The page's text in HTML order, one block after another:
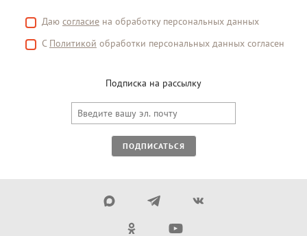
Даю согласие на обработку персональных данных
С Политикой обработки персональных данных согласен
Подписка на рассылку
ПОДПИСАТЬСЯ